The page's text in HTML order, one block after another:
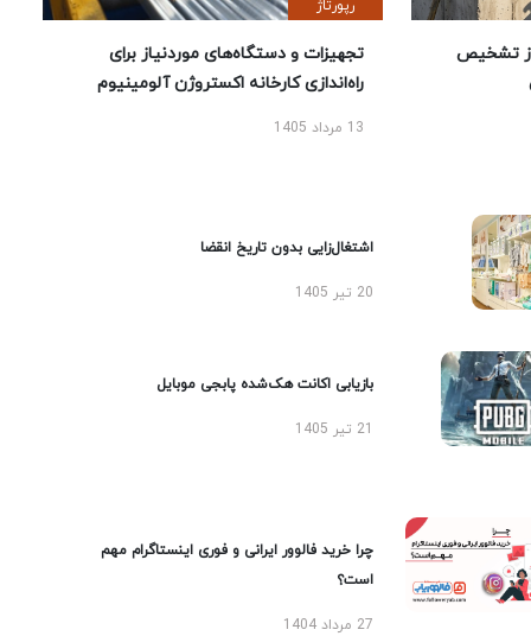
تشخیص
رپورتاژ
تجهیزات و دستگاه‌های موردنیاز برای
راه‌اندازی کارخانه اکستروژن آلومینیوم
13 مرداد 1405
اشتغال‌زایی بدون تاریخ انقضا
20 تیر 1405
بازیابی اکانت هک‌شده پابجی موبایل
چرا خرید فالوور ایرانی و فوری اینستاگرام مهم
است؟
27 مرداد 1404